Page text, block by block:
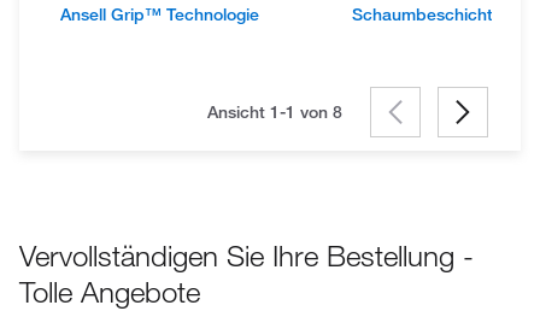
Ansell Grip™ Technologie
Schaumbeschichtung
Ansicht 1-1 von 8
Vervollständigen Sie Ihre Bestellung -
Tolle Angebote